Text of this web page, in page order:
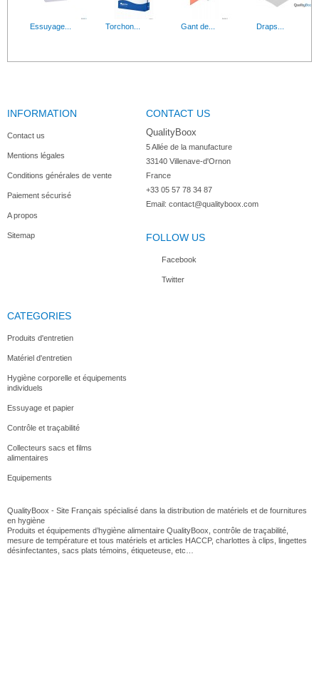
Essuyage... Torchon... Gant de... Draps...
INFORMATION
Contact us
Mentions légales
Conditions générales de vente
Paiement sécurisé
A propos
Sitemap
CONTACT US
QualityBoox
5 Allée de la manufacture
33140 Villenave-d'Ornon
France
+33 05 57 78 34 87
Email: contact@qualityboox.com
FOLLOW US
Facebook
Twitter
CATEGORIES
Produits d'entretien
Matériel d'entretien
Hygiène corporelle et équipements
individuels
Essuyage et papier
Contrôle et traçabilité
Collecteurs sacs et films
alimentaires
Equipements
QualityBoox - Site Français spécialisé dans la distribution de matériels et de fournitures
en hygiène
Produits et équipements d’hygiène alimentaire QualityBoox, contrôle de traçabilité,
mesure de température et tous matériels et articles HACCP, charlottes à clips, lingettes
désinfectantes, sacs plats témoins, étiqueteuse, etc…